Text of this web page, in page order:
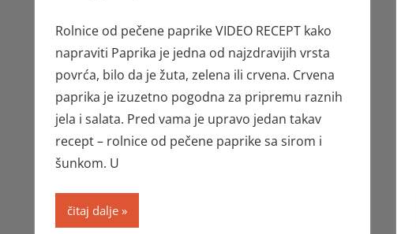
Rolnice od pečene paprike VIDEO RECEPT kako
napraviti Paprika je jedna od najzdravijih vrsta
povrća, bilo da je žuta, zelena ili crvena. Crvena
paprika je izuzetno pogodna za pripremu raznih
jela i salata. Pred vama je upravo jedan takav
recept – rolnice od pečene paprike sa sirom i
šunkom. U
čitaj dalje